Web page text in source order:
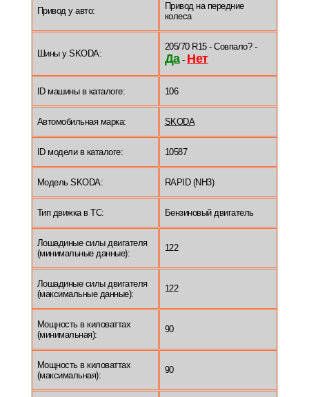
Привод у авто:
Привод на передние
колеса
Шины у SKODA:
205/70 R15 - Совпало? -
Да- Нет
ID машины в каталоге: 106
Автомобильная марка: SKODA
ID модели в каталоге: 10587
Модель SKODA: RAPID (NH3)
Тип движка в ТС: Бензиновый двигатель
Лошадиные силы двигателя
(минимальные данные):
122
Лошадиные силы двигателя
(максимальные данные):
122
Мощность в киловаттах
(минимальная):
90
Мощность в киловаттах
(максимальная):
90